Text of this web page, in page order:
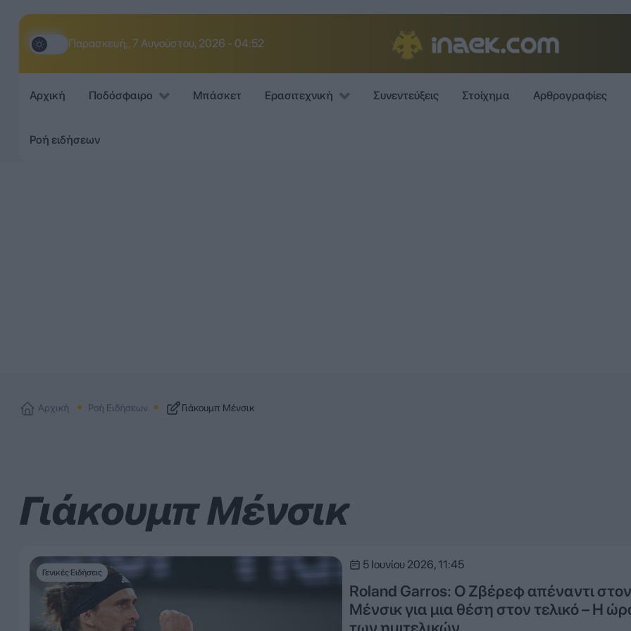
Παρασκευή,, 7 Αυγούστου, 2026 - 04:52
Αρχική Ποδόσφαιρο Μπάσκετ Ερασιτεχνική Συνεντεύξεις Στοίχημα Αρθρογραφίες
Ροή ειδήσεων
Αρχική Ροή Ειδήσεων Γιάκουμπ Μένσικ
Γιάκουμπ Μένσικ
Γενικές Ειδήσεις
5 Ιουνίου 2026, 11:45
Roland Garros: Ο Ζβέρεφ απέναντι στον
Μένσικ για μια θέση στον τελικό – Η